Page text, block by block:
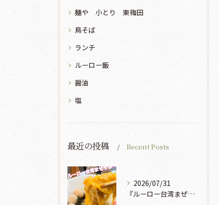
麺や 小とり 東梅田
鳥そば
ランチ
ルーロー飯
醤油
塩
最近の投稿 Recent Posts
2026/07/31
『ルーロー台湾まぜそば』930円🍜🫧